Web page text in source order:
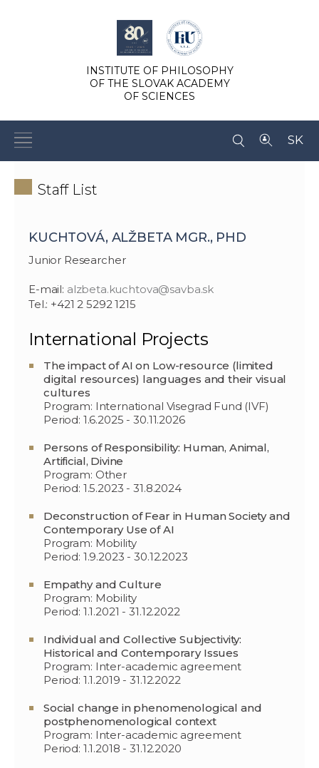
INSTITUTE OF PHILOSOPHY
OF THE SLOVAK ACADEMY
OF SCIENCES
SK
Staff List
KUCHTOVÁ, ALŽBETA MGR., PHD
Junior Researcher
E-mail: alzbeta.kuchtova@savba.sk
Tel.: +421 2 5292 1215
International Projects
The impact of AI on Low-resource (limited
digital resources) languages and their visual
cultures
Program: International Visegrad Fund (IVF)
Period: 1.6.2025 - 30.11.2026
Persons of Responsibility: Human, Animal,
Artificial, Divine
Program: Other
Period: 1.5.2023 - 31.8.2024
Deconstruction of Fear in Human Society and
Contemporary Use of AI
Program: Mobility
Period: 1.9.2023 - 30.12.2023
Empathy and Culture
Program: Mobility
Period: 1.1.2021 - 31.12.2022
Individual and Collective Subjectivity:
Historical and Contemporary Issues
Program: Inter-academic agreement
Period: 1.1.2019 - 31.12.2022
Social change in phenomenological and
postphenomenological context
Program: Inter-academic agreement
Period: 1.1.2018 - 31.12.2020